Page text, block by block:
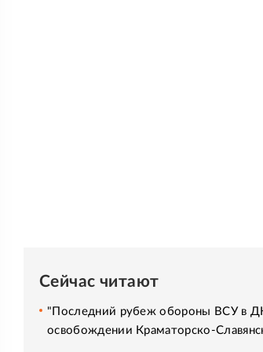
Сейчас читают
"Последний рубеж обороны ВСУ в
освобождении Краматорско-